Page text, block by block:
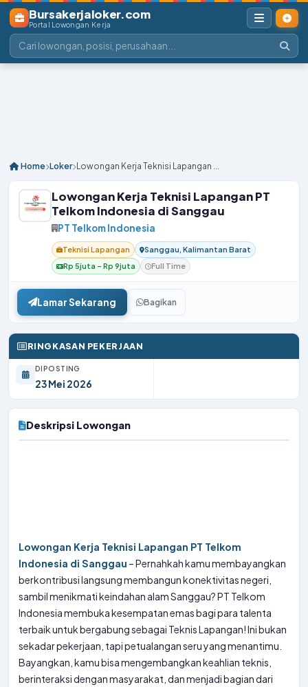
Bursakerjaloker.com
Portal Lowongan Kerja
Home Loker Lowongan Kerja Teknisi Lapangan ...
Lowongan Kerja Teknisi Lapangan PT
Telkom Indonesia di Sanggau
PT Telkom Indonesia
Teknisi Lapangan
Sanggau, Kalimantan Barat
Rp 5juta – Rp 9juta
Full Time
Lamar Sekarang Bagikan
RINGKASAN PEKERJAAN
DIPOSTING
23 Mei 2026
Deskripsi Lowongan
Lowongan Kerja Teknisi Lapangan PT Telkom
Indonesia di Sanggau – Pernahkah kamu membayangkan
berkontribusi langsung membangun konektivitas negeri,
sambil menikmati keindahan alam Sanggau? PT Telkom
Indonesia membuka kesempatan emas bagi para talenta
terbaik untuk bergabung sebagai Teknis Lapangan! Ini bukan
sekadar pekerjaan, tapi petualangan seru yang menantimu.
Bayangkan, kamu bisa mengembangkan keahlian teknis,
berinteraksi dengan masyarakat, dan menjadi bagian dari